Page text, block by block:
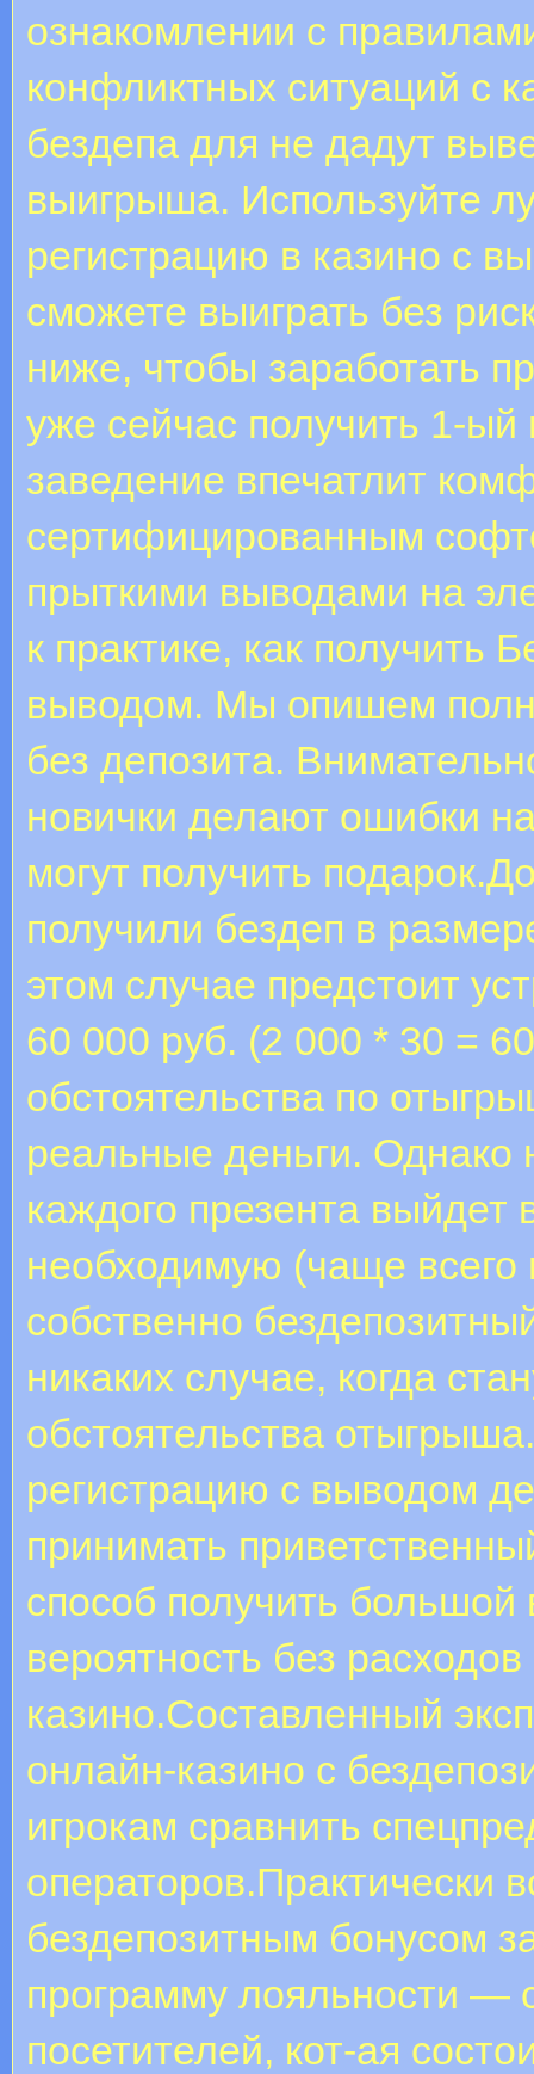
ознакомлении с
конфликтных ситуаций с
бездепа для не дадут
выигрыша. Используйте
регистрацию в казино с
сможете выиграть без
ниже, чтобы заработать
уже сейчас получить 1-
заведение впечатлит
сертифицированным
прыткими выводами на
к практике, как получить
выводом. Мы опишем
без депозита.
новички делают ошибки
могут получить
получили бездеп в
этом случае предстоит
60 000 руб. (2 000 * 30 =
обстоятельства по
реальные деньги. Однако
каждого презента
необходимую (чаще
собственно
никаких случае, когда
обстоятельства
регистрацию с выводом
принимать
способ получить
вероятность без
казино.Составленный
онлайн-казино с
игрокам сравнить
операторов.Практически
бездепозитным бонусом
программу лояльности —
посетителей, кот-ая